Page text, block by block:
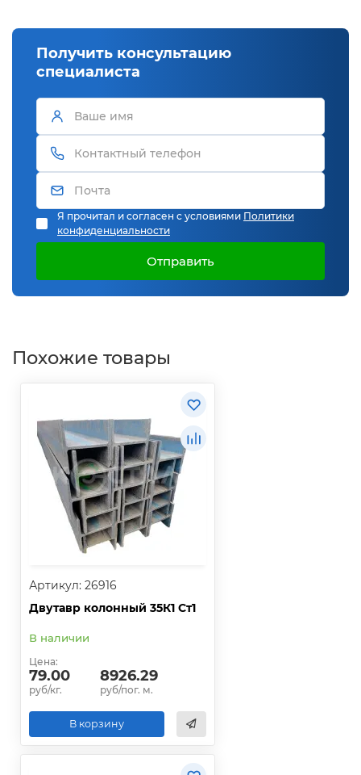
Получить консультацию
специалиста
Я прочитал и согласен с условиями Политики
конфиденциальности
Отправить
Похожие товары
Артикул: 26916
Двутавр колонный 35К1 Ст1
В наличии
Цена:
79.00
руб/кг.
8926.29
руб/пог. м.
В корзину